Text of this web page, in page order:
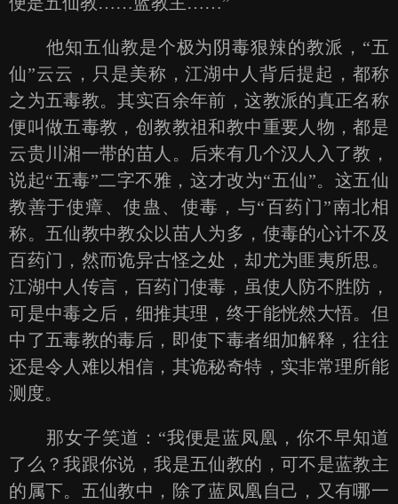
他知五仙教是个极为阴毒狠辣的教派，“五
仙”云云，只是美称，江湖中人背后提起，都称
之为五毒教。其实百余年前，这教派的真正名称
便叫做五毒教，创教教祖和教中重要人物，都是
云贵川湘一带的苗人。后来有几个汉人入了教，
说起“五毒”二字不雅，这才改为“五仙”。这五仙
教善于使瘴、使蛊、使毒，与“百药门”南北相
称。五仙教中教众以苗人为多，使毒的心计不及
百药门，然而诡异古怪之处，却尤为匪夷所思。
江湖中人传言，百药门使毒，虽使人防不胜防，
可是中毒之后，细推其理，终于能恍然大悟。但
中了五毒教的毒后，即使下毒者细加解释，往往
还是令人难以相信，其诡秘奇特，实非常理所能
测度。
那女子笑道：“我便是蓝凤凰，你不早知道
了么？我跟你说，我是五仙教的，可不是蓝教主
的属下。五仙教中，除了蓝凤凰自己，又有哪一